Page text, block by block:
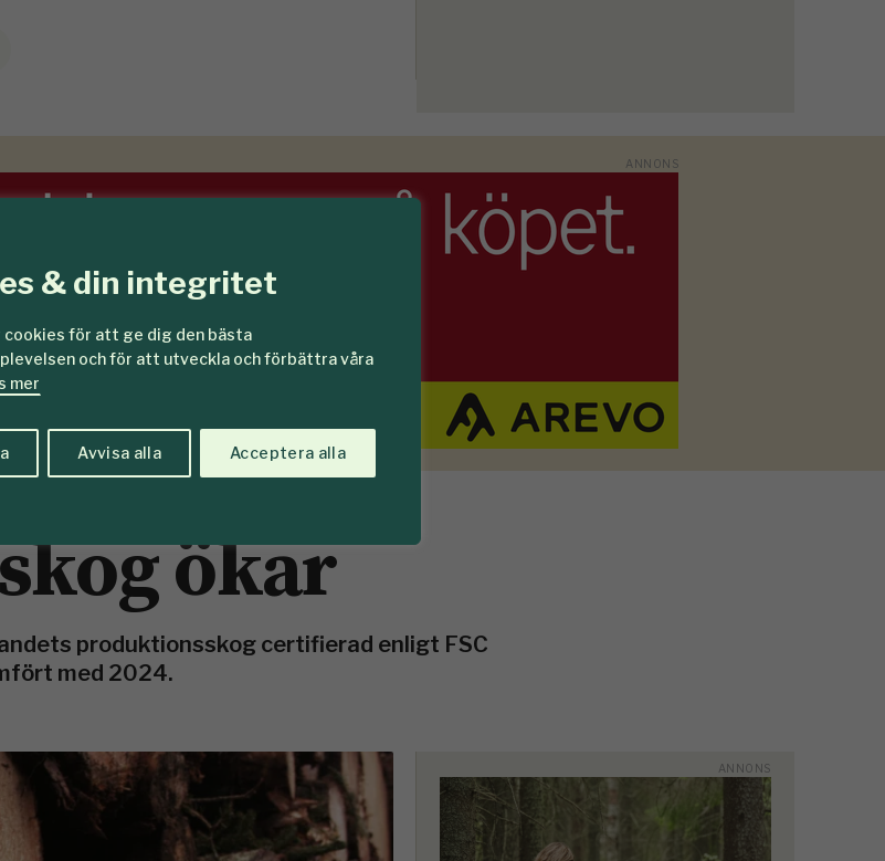
& din integritet
cookies för att ge dig den bästa
och för att utveckla och förbättra våra
mer
Avvisa alla Acceptera alla
ökar
produktionsskog certifierad enligt FSC
med 2024.